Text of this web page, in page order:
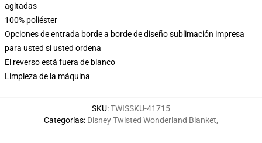
agitadas
100% poliéster
Opciones de entrada borde a borde de diseño sublimación impresa
para usted si usted ordena
El reverso está fuera de blanco
Limpieza de la máquina
SKU:TWISSKU-41715
Categorías: Disney Twisted Wonderland Blanket,